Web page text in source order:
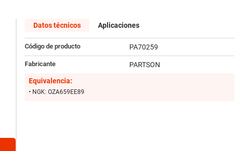
Datos técnicos Aplicaciones
Código de producto PA70259
Fabricante
PARTSON
Equivalencia:
• NGK: OZA659EE89